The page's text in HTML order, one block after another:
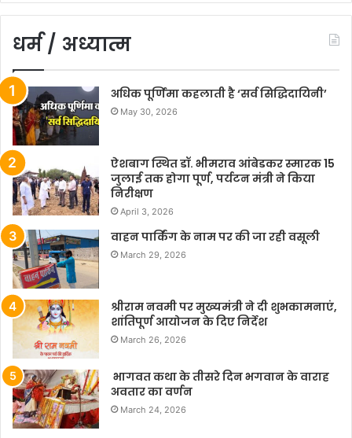
धर्म / अध्यात्म
अधिक पूर्णिमा कहलाती है ‘सर्व सिद्धिदायिनी’
May 30, 2026
ऐशबाग स्थित डॉ. भीमराव आंबेडकर स्मारक 15
जुलाई तक होगा पूर्ण, पर्यटन मंत्री ने किया
निरीक्षण
April 3, 2026
वाहन पार्किंग के नाम पर की जा रही वसूली
March 29, 2026
श्रीराम नवमी पर मुख्यमंत्री ने दी शुभकामनाएं,
शांतिपूर्ण आयोजन के दिए निर्देश
March 26, 2026
भागवत कथा के तीसरे दिन भगवान के वाराह
अवतार का वर्णन
March 24, 2026